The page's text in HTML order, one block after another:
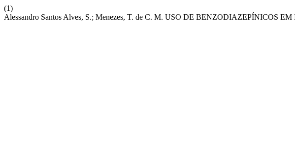
(1)
Alessandro Santos Alves, S.; Menezes, T. de C. M. USO DE BENZODIAZEPÍNICOS